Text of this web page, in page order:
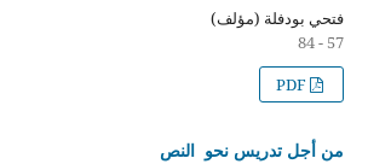
فتحي بودفلة (مؤلف)
57 - 84
من أجل تدريس نحو النص